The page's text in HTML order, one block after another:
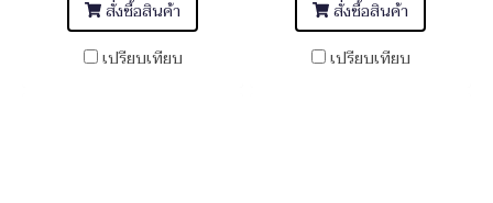
สั่งซื้อสินค้า
เปรียบเทียบ
สั่งซื้อสินค้า
เปรียบเทียบ